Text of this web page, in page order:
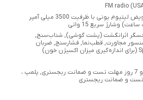
باتری غیر قابل تعویض لیتیوم یونی با ظرفیت 3500 میلی آمپر
حسگر اثرانگشت (پشت گوشی), شتاب‌سنج,
مجاورت, قطب‌نما, فشارسنج, ضربان
18 ماهه شرکتی و 7 روز مهلت تست و ضمانت ریجستری, پلمپ ،
و ضمانت ریجستری